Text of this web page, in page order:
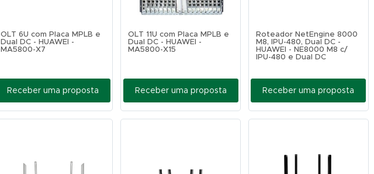
OLT 6U com Placa MPLB e
Dual DC - HUAWEI -
MA5800-X7
Receber uma proposta
OLT 11U com Placa MPLB e
Dual DC - HUAWEI -
MA5800-X15
Receber uma proposta
Roteador NetEngine 8000
M8, IPU-480, Dual DC -
HUAWEI - NE8000 M8 c/
IPU-480 e Dual DC
Receber uma proposta